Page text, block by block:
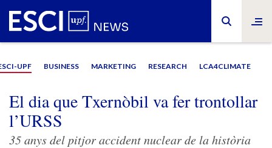
UPF BUSINESS MARKETING RESEARCH LCA4CLIMATE
El dia que Txernòbil va fer trontollar
l’URSS
35 anys del pitjor accident nuclear de la història